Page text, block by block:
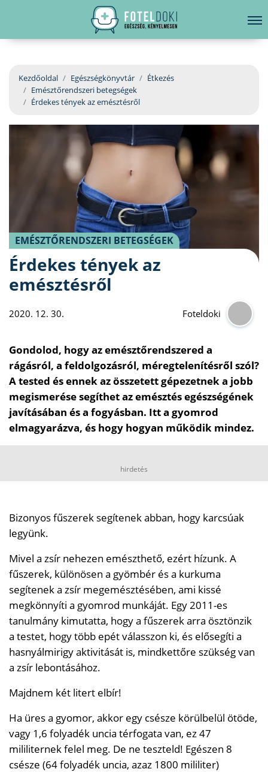
EGÉSZSÉGKÖNYVTÁR
BETEGSÉGKALAUZ
ÜGYELETKERESŐ
ORVOS VÁLASZOL
ORVOSKERESŐ
hirdetés
Kezdőoldal Egészségkönyvtár
Étkezés
Emésztőrendszeri betegségek
Érdekes tények az emésztésről
EMÉSZTŐRENDSZERI BETEGSÉGEK
Érdekes tények az
emésztésről
2020. 12. 30. Foteldoki
Gondolod, hogy az emésztőrendszered a
rágásról, a feldolgozásról, méregtelenítésről szól?
A tested és ennek az összetett gépezetnek a jobb
megismerése segíthet az emésztés egészségének
javításában és a fogyásban. Itt a gyomrod
elmagyarázva, és hogy hogyan működik mindez.
hirdetés
Bizonyos fűszerek segítenek abban, hogy karcsúak
legyünk.
Mivel a zsír nehezen emészthető, ezért hízunk. A
fűszerek, különösen a gyömbér és a kurkuma
segítenek a zsír megemésztésében, ami kissé
megkönnyíti a gyomrod munkáját. Egy 2011-es
tanulmány kimutatta, hogy a fűszerek arra ösztönzik
a testet, hogy több epét válasszon ki, és elősegíti a
hasnyálmirigy aktivitását is, mindkettőre szükség van
a zsír lebontásához.
Majdnem két litert elbír!
Ha üres a gyomor, akkor egy csésze körülbelül ötöde,
vagy 1,6 folyadék uncia térfogata van, ez 47
mililiternek felel meg. De ne teszteld! Egészen 8
csésze (64 folyadék uncia, azaz 1800 mililiter)